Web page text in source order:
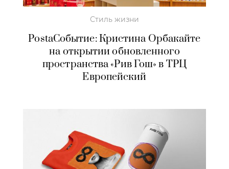
Стиль жизни
PostaСобытие: Кристина Орбакайте
на открытии обновленного
пространства «Рив Гош» в ТРЦ
Европейский